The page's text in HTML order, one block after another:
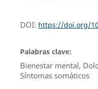
DOI: https://doi.org/
Palabras clave:
Bienestar mental,
Síntomas somáticos